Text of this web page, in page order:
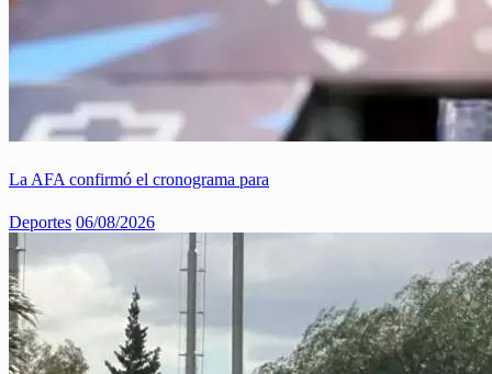
La AFA confirmó el cronograma para
Deportes 06/08/2026